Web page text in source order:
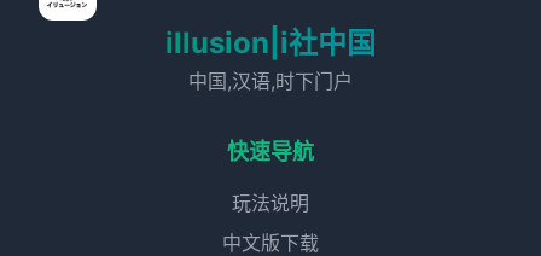
illusion|i社中国
中国,汉语,时下门户
快速导航
玩法说明
中文版下载